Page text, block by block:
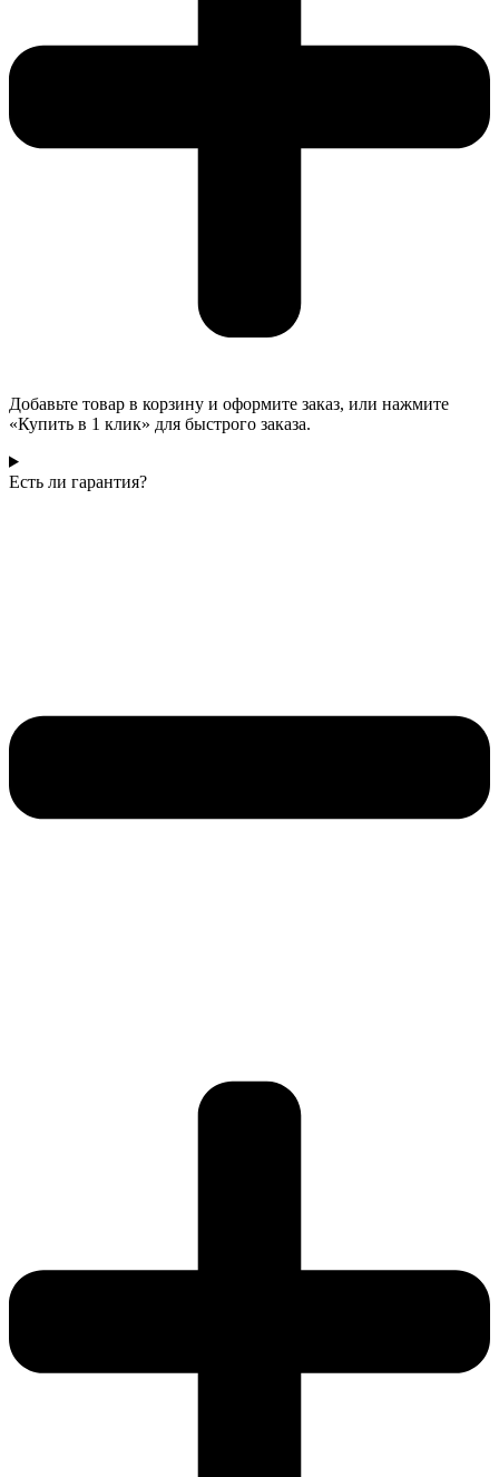
Добавьте товар в корзину и оформите заказ, или нажмите
«Купить в 1 клик» для быстрого заказа.
Есть ли гарантия?